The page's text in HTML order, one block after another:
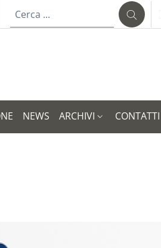
NEWS ARCHIVI CONTATTI